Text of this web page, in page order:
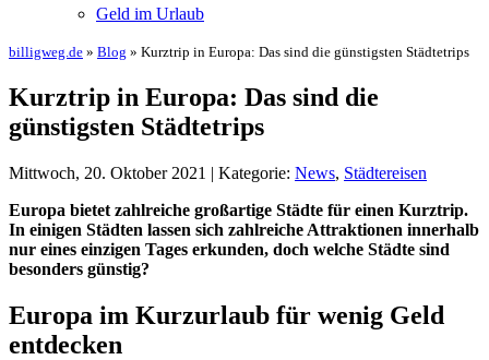
Geld im Urlaub
billigweg.de » Blog » Kurztrip in Europa: Das sind die günstigsten Städtetrips
Kurztrip in Europa: Das sind die
günstigsten Städtetrips
Mittwoch, 20. Oktober 2021 | Kategorie: News, Städtereisen
Europa bietet zahlreiche großartige Städte für einen Kurztrip.
In einigen Städten lassen sich zahlreiche Attraktionen innerhalb
nur eines einzigen Tages erkunden, doch welche Städte sind
besonders günstig?
Europa im Kurzurlaub für wenig Geld
entdecken